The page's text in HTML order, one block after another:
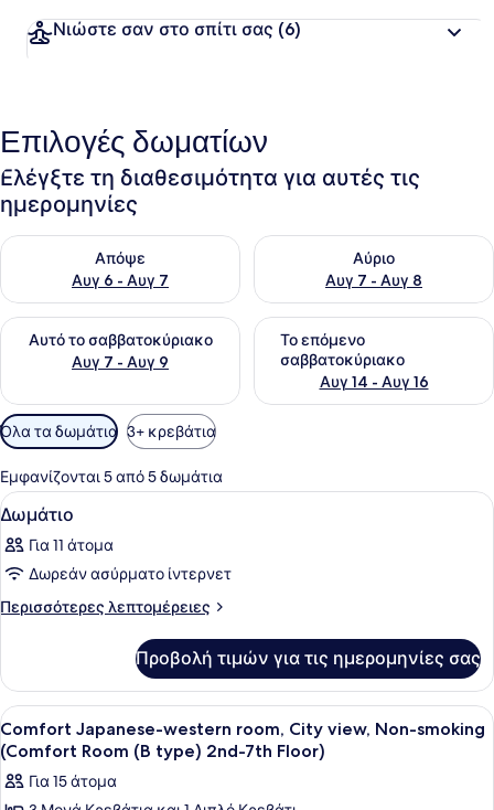
Νιώστε σαν στο σπίτι σας (6)
Επιλογές δωματίων
Ελέγξτε τη διαθεσιμότητα για αυτές τις
ημερομηνίες
Απόψε
Αυγ 6 - Αυγ 7
Έλεγχος διαθεσιμότητας για απόψε Αυγ 6 - Αυγ 7
Αύριο
Αυγ 7 - Αυγ 8
Έλεγχος διαθεσιμότητας
Αυτό το σαββατοκύριακο
Αυγ 7 - Αυγ 9
Έλεγχος διαθεσιμότητας για αυτό το σαββατοκύριακο
Το επόμενο
σαββατοκύριακο
Αυγ 14 - Αυγ 16
Έλεγχος διαθεσιμότητας
Διαθέσιμα
φίλτρα
για
τα
δωμάτια
Όλα τα δωμάτια 3+ κρεβάτια
Εμφανίζονται 5 από 5 δωμάτια
Προβολή
όλων
των
φωτογραφιών
για
1
Δωμάτιο
Για 11 άτομα
Δωρεάν ασύρματο ίντερνετ
Περισσότερες λεπτομέρειες
Περισσότερες
Προβολή τιμών για τις ημερομηνίες σας
Προβολή
όλων
των
φωτογραφιών
Περιοχή καθιστικού | Τηλεόραση
1
Comfort Japanese-western room, City view, Non-smoking
(Comfort Room (B type) 2nd-7th Floor)
Για 15 άτομα